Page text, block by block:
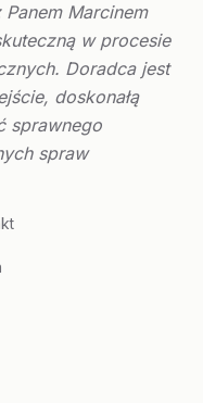
Marcinem
w procesie
Doradca jest
doskonałą
sprawnego
spraw